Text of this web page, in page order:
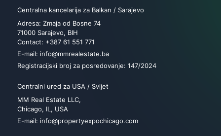
Centralna kancelarija za Balkan / Sarajevo
Adresa: Zmaja od Bosne 74
71000 Sarajevo, BIH
Contact: +387 61 551 771
E-mail: info@mmrealestate.ba
Registracijski broj za posredovanje: 147/2024
Centralni ured za USA / Svijet
MM Real Estate LLC,
Chicago, IL, USA
E-mail: info@propertyexpochicago.com